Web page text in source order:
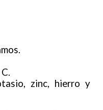
zinc, hierro y